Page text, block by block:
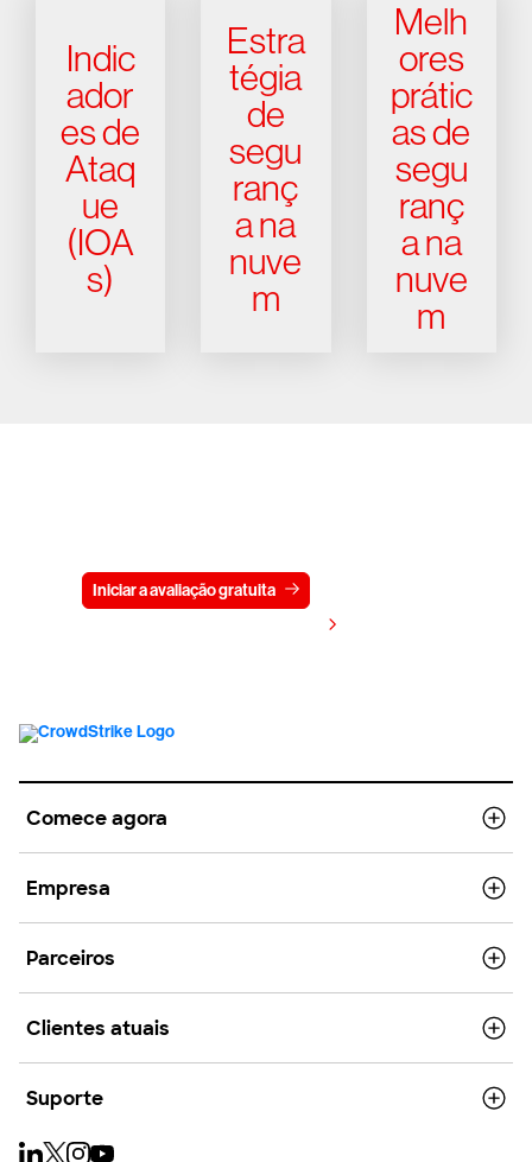
Indic
ador
es de
Ataq
ue
(IOA
s)
Estra
tégia
de
segu
ranç
a na
nuve
m
Melh
ores
prátic
as de
segu
ranç
a na
nuve
m
Iniciar a avaliação gratuita
Comece agora
Empresa
Parceiros
Clientes atuais
Suporte